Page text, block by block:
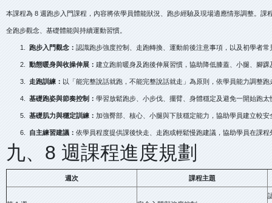
本課程為 8 週跑步入門課程，內容將依學員體能狀況、跑步經驗及現場適應情形調整。課
全跑步觀念、基礎體能與持續運動習慣。
1. 跑步入門觀念： 認識跑步強度控制、走跑轉換、運動前後注意事項，以及初學者常
2. 動態暖身與收操伸展： 建立跑前暖身及跑後伸展習慣，協助降低膝蓋、小腿、腳踝
3. 走跑訓練： 以「能完整說話就跑，不能完整說話就走」為原則，依學員能力調整
4. 基礎跑姿與節奏控制： 學習放鬆跑步、小步伐、擺臂、身體穩定及避免一開始跑太
5. 基礎肌力與穩定訓練： 加強臀部、核心、小腿與下肢穩定能力，協助學員建立較安
6. 自主練習建議： 依學員程度提供課後快走、走跑或輕鬆慢跑建議，協助學員在課程
九、8 週課程進度規劃
週次 課程主題